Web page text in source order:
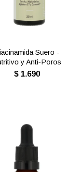
Suero -
y Anti-Poros
$ 1.690